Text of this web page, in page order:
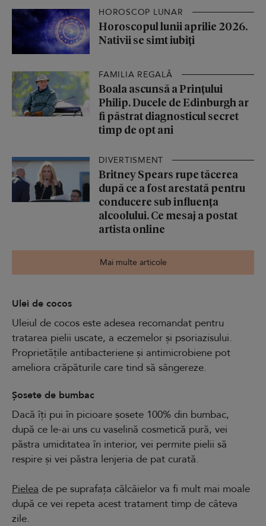
HOROSCOP LUNAR
Horoscopul lunii aprilie 2026.
Nativii se simt iubiți
FAMILIA REGALĂ
Boala ascunsă a Prințului
Philip. Ducele de Edinburgh ar
fi păstrat diagnosticul secret
timp de opt ani
DIVERTISMENT
Britney Spears rupe tăcerea
după ce a fost arestată pentru
conducere sub influența
alcoolului. Ce mesaj a postat
artista online
Mai multe articole
Ulei de cocos
Uleiul de cocos este adesea recomandat pentru
tratarea pielii uscate, a eczemelor și psoriazisului.
Proprietățile antibacteriene și antimicrobiene pot
ameliora crăpăturile care tind să sângereze.
Șosete de bumbac
Dacă îți pui în picioare șosete 100% din bumbac,
după ce le-ai uns cu vaselină cosmetică pură, vei
păstra umiditatea în interior, vei permite pielii să
respire și vei păstra lenjeria de pat curată.
Pielea de pe suprafața călcâielor va fi mult mai moale
după ce vei repeta acest tratament timp de câteva
zile.